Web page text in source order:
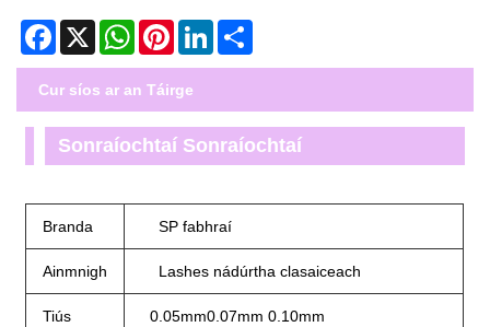
Facebook
X WhatsAppPinterestLinkedIn
Cur síos ar an Táirge
Sonraíochtaí Sonraíochtaí
Branda SP fabhraí
Ainmnigh Lashes nádúrtha clasaiceach
Tiús 0.05mm0.07mm 0.10mm